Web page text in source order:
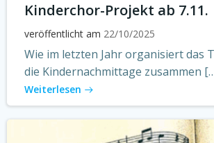
Kinderchor-Projekt ab 7.11.
veröffentlicht am 22/10/2025
Wie im letzten Jahr organisiert das
die Kindernachmittage zusammen
Weiterlesen